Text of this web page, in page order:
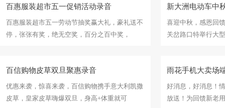
百惠服装超市五一促销活动录音
百惠服装超市五一劳动节抽奖赢大礼，豪礼送不
停，张张有奖，绝无空奖，百分之百中奖，
新大洲电动车中
喜迎中秋，感恩回
关岔路口特举行大
百信购物皮草双旦聚惠录音
优惠来袭，惊喜来袭，百信购物携手意大利凯撒
皮草，皇家皮草嗨爆双旦，身高+体重就可
雨花手机大卖场
好消息，好消息！
放送！为回馈新老